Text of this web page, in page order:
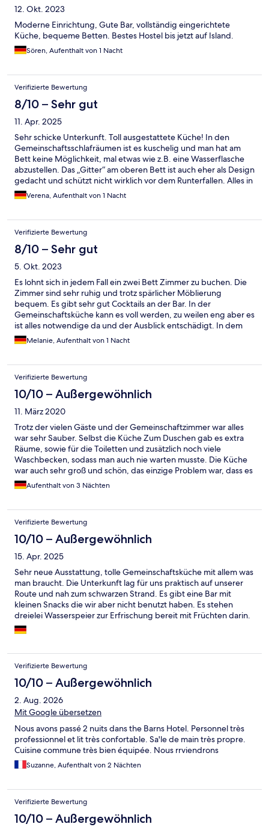
12. Okt. 2023
Moderne Einrichtung, Gute Bar, vollständig eingerichtete
Küche, bequeme Betten. Bestes Hostel bis jetzt auf Island.
Sören, Aufenthalt von 1 Nacht
Verifizierte Bewertung
8/10 – Sehr gut
11. Apr. 2025
Sehr schicke Unterkunft. Toll ausgestattete Küche! In den
Gemeinschaftsschlafräumen ist es kuschelig und man hat am
Bett keine Möglichkeit, mal etwas wie z.B. eine Wasserflasche
abzustellen. Das „Gitter“ am oberen Bett ist auch eher als Design
gedacht und schützt nicht wirklich vor dem Runterfallen. Alles in
allem aber eine Mega schöne, moderne und voll ausgestattete
Unterkunft.
Verena, Aufenthalt von 1 Nacht
Verifizierte Bewertung
8/10 – Sehr gut
5. Okt. 2023
Es lohnt sich in jedem Fall ein zwei Bett Zimmer zu buchen. Die
Zimmer sind sehr ruhig und trotz spärlicher Möblierung
bequem. Es gibt sehr gut Cocktails an der Bar. In der
Gemeinschaftsküche kann es voll werden, zu weilen eng aber es
ist alles notwendige da und der Ausblick entschädigt. In dem
Unternehmen gemeinschafts räumen geht es eher wie im
Taubenschlag zu. Einziges Manko, es gibt im OG, der Bereich
Waschbecken sind erreichbar auf dem Flur.
Melanie, Aufenthalt von 1 Nacht
Verifizierte Bewertung
10/10 – Außergewöhnlich
11. März 2020
Trotz der vielen Gäste und der Gemeinschaftzimmer war alles
war sehr Sauber. Selbst die Küche Zum Duschen gab es extra
Räume, sowie für die Toiletten und zusätzlich noch viele
Waschbecken, sodass man auch nie warten musste. Die Küche
war auch sehr groß und schön, das einzige Problem war, dass es
nur 2 Pfannen gab und man immer darauf angewiesen war, dass
die Leute ihr essen direkt umfüllen und die spülen damit man
Aufenthalt von 3 Nächten
Verifizierte Bewertung
10/10 – Außergewöhnlich
15. Apr. 2025
Sehr neue Ausstattung, tolle Gemeinschaftsküche mit allem was
man braucht. Die Unterkunft lag für uns praktisch auf unserer
Route und nah zum schwarzen Strand. Es gibt eine Bar mit
kleinen Snacks die wir aber nicht benutzt haben. Es stehen
dreielei Wasserspeier zur Erfrischung bereit mit Früchten darin.
Es gibt einige Duschen und Toiletten, zusätzliche noch separate
Waschbecken und Spiegel die mit Föhnen ausgestattet sind.
gewundert dass wir das Zimmer nicht abschließen konnten.
Auch war der Haupteingang die ganze Nacht offen und dabei
die Rezeption unbesetzt, das hat uns etwas unsicher fühlen
lassen.
Verifizierte Bewertung
10/10 – Außergewöhnlich
2. Aug. 2026
Mit Google übersetzen
Nous avons passé 2 nuits dans the Barns Hotel. Personnel très
professionnel et lit très confortable. Sa'le de main très propre.
Cuisine commune très bien équipée. Nous rrviendrons
Suzanne, Aufenthalt von 2 Nächten
Verifizierte Bewertung
10/10 – Außergewöhnlich